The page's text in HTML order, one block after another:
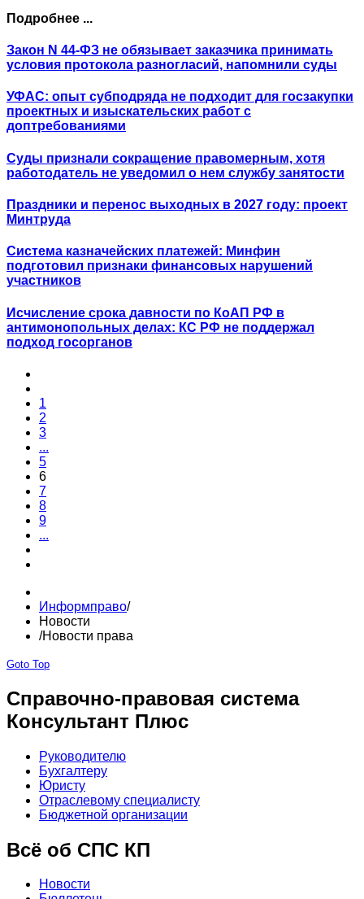
Подробнее ...
Закон N 44-ФЗ не обязывает заказчика принимать
условия протокола разногласий, напомнили суды
УФАС: опыт субподряда не подходит для госзакупки
проектных и изыскательских работ с
доптребованиями
Суды признали сокращение правомерным, хотя
работодатель не уведомил о нем службу занятости
Праздники и перенос выходных в 2027 году: проект
Минтруда
Система казначейских платежей: Минфин
подготовил признаки финансовых нарушений
участников
Исчисление срока давности по КоАП РФ в
антимонопольных делах: КС РФ не поддержал
подход госорганов
1
2
3
...
5
6
7
8
9
...
Информправо/
Новости
/Новости права
Goto Top
Справочно-правовая система
Консультант Плюс
Руководителю
Бухгалтеру
Юристу
Отраслевому специалисту
Бюджетной организации
Всё об СПС КП
Новости